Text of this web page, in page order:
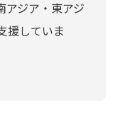
アジア・東アジ
援していま